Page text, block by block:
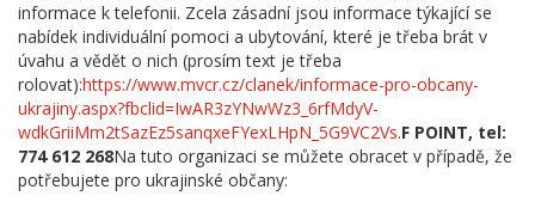
informace k telefonii. Zcela zásadní jsou informace týkající se
nabídek individuální pomoci a ubytování, které je třeba brát v
úvahu a vědět o nich (prosím text je třeba
rolovat):https://www.mvcr.cz/clanek/informace-pro-obcany-
ukrajiny.aspx?fbclid=IwAR3zYNwWz3_6rfMdyV-
wdkGriiMm2tSazEz5sanqxeFYexLHpN_5G9VC2Vs.F POINT, tel:
774 612 268Na tuto organizaci se můžete obracet v případě, že
potřebujete pro ukrajinské občany: